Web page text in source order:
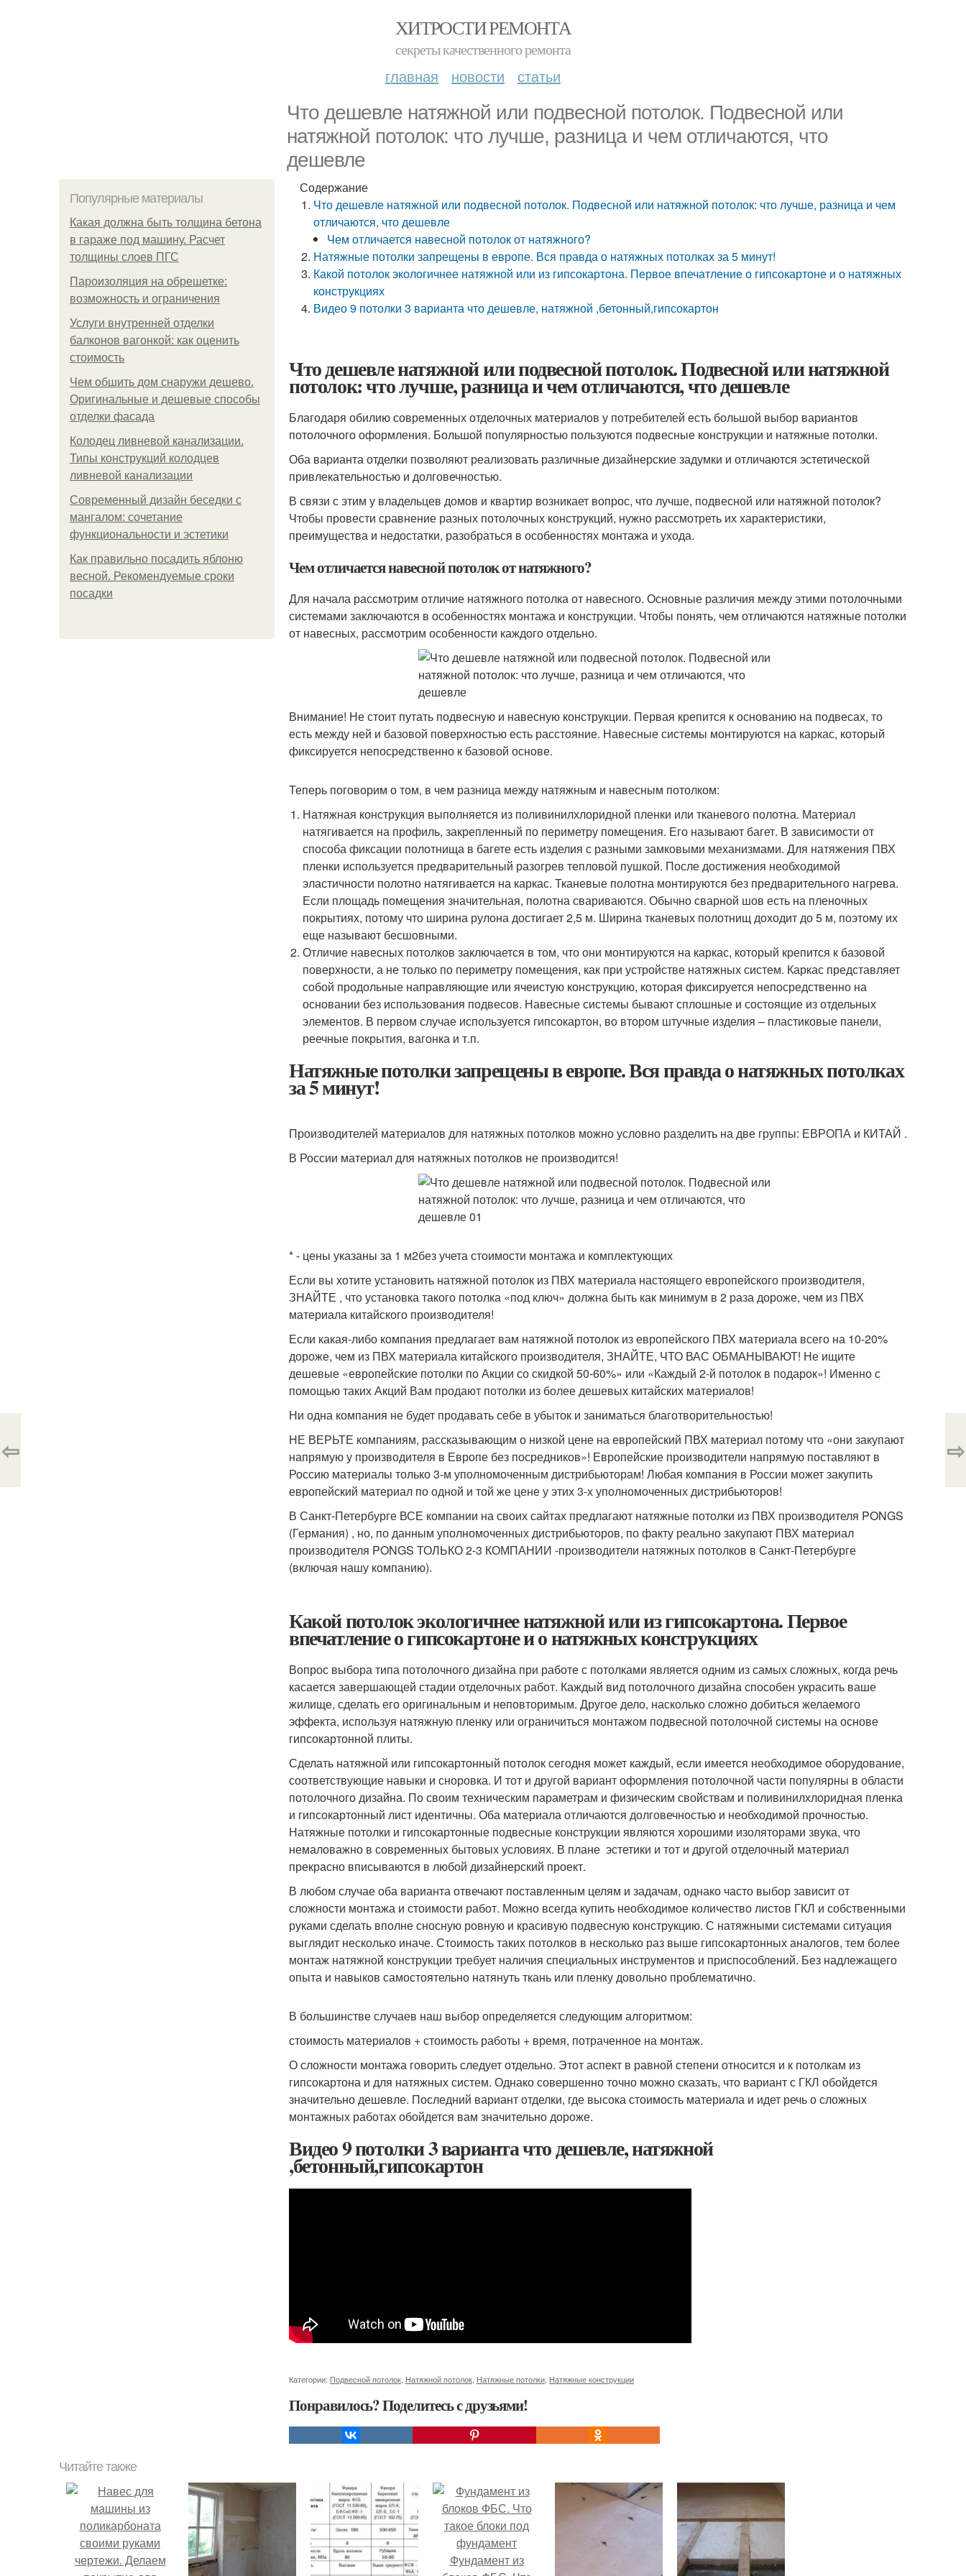
ХИТРОСТИ РЕМОНТА
секреты качественного ремонта
главная новости статьи
Что дешевле натяжной или подвесной потолок. Подвесной или
натяжной потолок: что лучше, разница и чем отличаются, что
дешевле
Популярные материалы
Какая должна быть толщина бетона
в гараже под машину. Расчет
толщины слоев ПГС
Пароизоляция на обрешетке:
возможность и ограничения
Услуги внутренней отделки
балконов вагонкой: как оценить
стоимость
Чем обшить дом снаружи дешево.
Оригинальные и дешевые способы
отделки фасада
Колодец ливневой канализации.
Типы конструкций колодцев
ливневой канализации
Современный дизайн беседки с
мангалом: сочетание
функциональности и эстетики
Как правильно посадить яблоню
весной. Рекомендуемые сроки
посадки
Содержание
Что дешевле натяжной или подвесной потолок. Подвесной или натяжной потолок: что лучше, разница и чем
отличаются, что дешевле
Чем отличается навесной потолок от натяжного?
Натяжные потолки запрещены в европе. Вся правда о натяжных потолках за 5 минут!
Какой потолок экологичнее натяжной или из гипсокартона. Первое впечатление о гипсокартоне и о натяжных
конструкциях
Видео 9 потолки 3 варианта что дешевле, натяжной ,бетонный,гипсокартон
Что дешевле натяжной или подвесной потолок. Подвесной или натяжной
потолок: что лучше, разница и чем отличаются, что дешевле
Благодаря обилию современных отделочных материалов у потребителей есть большой выбор вариантов
потолочного оформления. Большой популярностью пользуются подвесные конструкции и натяжные потолки.
Оба варианта отделки позволяют реализовать различные дизайнерские задумки и отличаются эстетической
привлекательностью и долговечностью.
В связи с этим у владельцев домов и квартир возникает вопрос, что лучше, подвесной или натяжной потолок?
Чтобы провести сравнение разных потолочных конструкций, нужно рассмотреть их характеристики,
преимущества и недостатки, разобраться в особенностях монтажа и ухода.
Чем отличается навесной потолок от натяжного?
Для начала рассмотрим отличие натяжного потолка от навесного. Основные различия между этими потолочными
системами заключаются в особенностях монтажа и конструкции. Чтобы понять, чем отличаются натяжные потолки
от навесных, рассмотрим особенности каждого отдельно.
Внимание! Не стоит путать подвесную и навесную конструкции. Первая крепится к основанию на подвесах, то
есть между ней и базовой поверхностью есть расстояние. Навесные системы монтируются на каркас, который
фиксируется непосредственно к базовой основе.
Теперь поговорим о том, в чем разница между натяжным и навесным потолком:
Натяжная конструкция выполняется из поливинилхлоридной пленки или тканевого полотна. Материал
натягивается на профиль, закрепленный по периметру помещения. Его называют багет. В зависимости от
способа фиксации полотнища в багете есть изделия с разными замковыми механизмами. Для натяжения ПВХ
пленки используется предварительный разогрев тепловой пушкой. После достижения необходимой
эластичности полотно натягивается на каркас. Тканевые полотна монтируются без предварительного нагрева.
Если площадь помещения значительная, полотна свариваются. Обычно сварной шов есть на пленочных
покрытиях, потому что ширина рулона достигает 2,5 м. Ширина тканевых полотнищ доходит до 5 м, поэтому их
еще называют бесшовными.
Отличие навесных потолков заключается в том, что они монтируются на каркас, который крепится к базовой
поверхности, а не только по периметру помещения, как при устройстве натяжных систем. Каркас представляет
собой продольные направляющие или ячеистую конструкцию, которая фиксируется непосредственно на
основании без использования подвесов. Навесные системы бывают сплошные и состоящие из отдельных
элементов. В первом случае используется гипсокартон, во втором штучные изделия – пластиковые панели,
реечные покрытия, вагонка и т.п.
Натяжные потолки запрещены в европе. Вся правда о натяжных потолках
за 5 минут!
Производителей материалов для натяжных потолков можно условно разделить на две группы: ЕВРОПА и КИТАЙ .
В России материал для натяжных потолков не производится!
* - цены указаны за 1 м2без учета стоимости монтажа и комплектующих
Если вы хотите установить натяжной потолок из ПВХ материала настоящего европейского производителя,
ЗНАЙТЕ , что установка такого потолка «под ключ» должна быть как минимум в 2 раза дороже, чем из ПВХ
материала китайского производителя!
Если какая-либо компания предлагает вам натяжной потолок из европейского ПВХ материала всего на 10-20%
дороже, чем из ПВХ материала китайского производителя, ЗНАЙТЕ, ЧТО ВАС ОБМАНЫВАЮТ! Не ищите
дешевые «европейские потолки по Акции со скидкой 50-60%» или «Каждый 2-й потолок в подарок»! Именно с
помощью таких Акций Вам продают потолки из более дешевых китайских материалов!
Ни одна компания не будет продавать себе в убыток и заниматься благотворительностью!
НЕ ВЕРЬТЕ компаниям, рассказывающим о низкой цене на европейский ПВХ материал потому что «они закупают
напрямую у производителя в Европе без посредников»! Европейские производители напрямую поставляют в
Россию материалы только 3-м уполномоченным дистрибьюторам! Любая компания в России может закупить
европейский материал по одной и той же цене у этих 3-х уполномоченных дистрибьюторов!
В Санкт-Петербурге ВСЕ компании на своих сайтах предлагают натяжные потолки из ПВХ производителя PONGS
(Германия) , но, по данным уполномоченных дистрибьюторов, по факту реально закупают ПВХ материал
производителя PONGS ТОЛЬКО 2-3 КОМПАНИИ -производители натяжных потолков в Санкт-Петербурге
(включая нашу компанию).
Какой потолок экологичнее натяжной или из гипсокартона. Первое
впечатление о гипсокартоне и о натяжных конструкциях
Вопрос выбора типа потолочного дизайна при работе с потолками является одним из самых сложных, когда речь
касается завершающей стадии отделочных работ. Каждый вид потолочного дизайна способен украсить ваше
жилище, сделать его оригинальным и неповторимым. Другое дело, насколько сложно добиться желаемого
эффекта, используя натяжную пленку или ограничиться монтажом подвесной потолочной системы на основе
гипсокартонной плиты.
Сделать натяжной или гипсокартонный потолок сегодня может каждый, если имеется необходимое оборудование,
соответствующие навыки и сноровка. И тот и другой вариант оформления потолочной части популярны в области
потолочного дизайна. По своим техническим параметрам и физическим свойствам и поливинилхлоридная пленка
и гипсокартонный лист идентичны. Оба материала отличаются долговечностью и необходимой прочностью.
Натяжные потолки и гипсокартонные подвесные конструкции являются хорошими изоляторами звука, что
немаловажно в современных бытовых условиях. В плане эстетики и тот и другой отделочный материал
прекрасно вписываются в любой дизайнерский проект.
В любом случае оба варианта отвечают поставленным целям и задачам, однако часто выбор зависит от
сложности монтажа и стоимости работ. Можно всегда купить необходимое количество листов ГКЛ и собственными
руками сделать вполне сносную ровную и красивую подвесную конструкцию. С натяжными системами ситуация
выглядит несколько иначе. Стоимость таких потолков в несколько раз выше гипсокартонных аналогов, тем более
монтаж натяжной конструкции требует наличия специальных инструментов и приспособлений. Без надлежащего
опыта и навыков самостоятельно натянуть ткань или пленку довольно проблематично.
В большинстве случаев наш выбор определяется следующим алгоритмом:
стоимость материалов + стоимость работы + время, потраченное на монтаж.
О сложности монтажа говорить следует отдельно. Этот аспект в равной степени относится и к потолкам из
гипсокартона и для натяжных систем. Однако совершенно точно можно сказать, что вариант с ГКЛ обойдется
значительно дешевле. Последний вариант отделки, где высока стоимость материала и идет речь о сложных
монтажных работах обойдется вам значительно дороже.
Видео 9 потолки 3 варианта что дешевле, натяжной
,бетонный,гипсокартон
Категории: Подвесной потолок Натяжной потолок Натяжные потолки Натяжные конструкции
Понравилось? Поделитесь с друзьями!
⇦ ⇨
Читайте также
Фундамент из